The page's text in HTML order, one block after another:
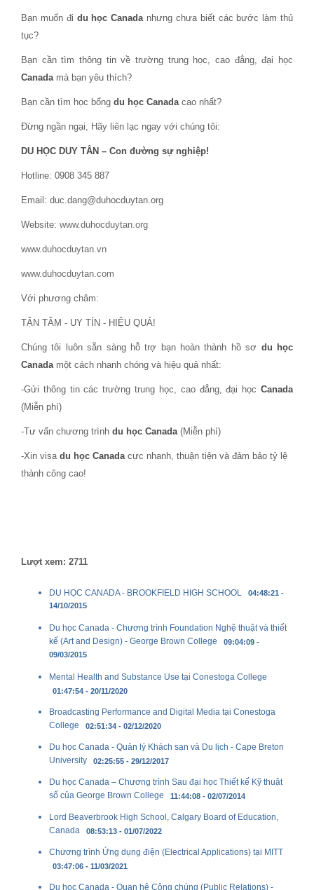
Bạn muốn đi du học Canadanhưng chưa biết các bước làm thủ
tục?
Bạn cần tìm thông tin về trường trung học, cao đẳng, đại học
Canadamà bạn yêu thích?
Bạn cần tìm học bổng du học Canadacao nhất?
Đừng ngần ngại, Hãy liên lạc ngay với chúng tôi:
DU HỌC DUY TÂN – Con đường sự nghiệp!
Hotline: 0908 345 887
Email: duc.dang@duhocduytan.org
Website: www.duhocduytan.org
www.duhocduytan.vn
www.duhocduytan.com
Với phương châm:
TẬN TÂM - UY TÍN - HIỆU QUẢ!
Chúng tôi luôn sẵn sàng hỗ trợ bạn hoàn thành hồ sơ du học
Canadamột cách nhanh chóng và hiệu quả nhất:
-Gửi thông tin các trường trung học, cao đẳng, đại học Canada
(Miễn phí)
-Tư vấn chương trình du học Canada(Miễn phí)
-Xin visa du học Canadacực nhanh, thuận tiện và đảm bảo tỷ lệ
thành công cao!
Lượt xem: 2711
DU HỌC CANADA - BROOKFIELD HIGH SCHOOL 04:48:21 -
14/10/2015
Du học Canada - Chương trình Foundation Nghệ thuật và thiết
kế (Art and Design) - George Brown College 09:04:09 -
09/03/2015
Mental Health and Substance Use tại Conestoga College
01:47:54 - 20/11/2020
Broadcasting Performance and Digital Media tại Conestoga
College 02:51:34 - 02/12/2020
Du học Canada - Quản lý Khách sạn và Du lịch - Cape Breton
University 02:25:55 - 29/12/2017
Du học Canada – Chương trình Sau đại học Thiết kế Kỹ thuật
số của George Brown College 11:44:08 - 02/07/2014
Lord Beaverbrook High School, Calgary Board of Education,
Canada 08:53:13 - 01/07/2022
Chương trình Ứng dụng điện (Electrical Applications) tại MITT
03:47:06 - 11/03/2021
Du học Canada - Quan hệ Công chúng (Public Relations) -